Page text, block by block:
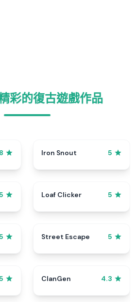
彩的復古遊戲作品
Iron Snout 5
Loaf Clicker 5
Street Escape 5
ClanGen 4.3